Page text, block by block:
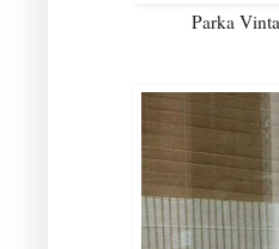
Parka